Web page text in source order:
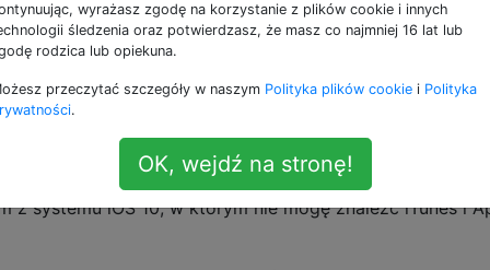
mi się w dwóch miejscach:
głównego w lewym dolnym rogu ekranu
blokady
CNET dotyczący wyłączania iOS 8 opisuje, jak
się w lewym dolnym rogu. Jednak ta metoda dotyczy
z systemu iOS 10, w którym nie mogę znaleźć iTunes i
wyrażasz zgodę na korzystanie z plików cookie i innych
śledzenia oraz potwierdzasz, że masz co najmniej 16 lat lub
rodzica lub opiekuna.
przeczytać szczegóły w naszym Polityka plików cookie i Polityka
.
OK, wejdź na stronę!